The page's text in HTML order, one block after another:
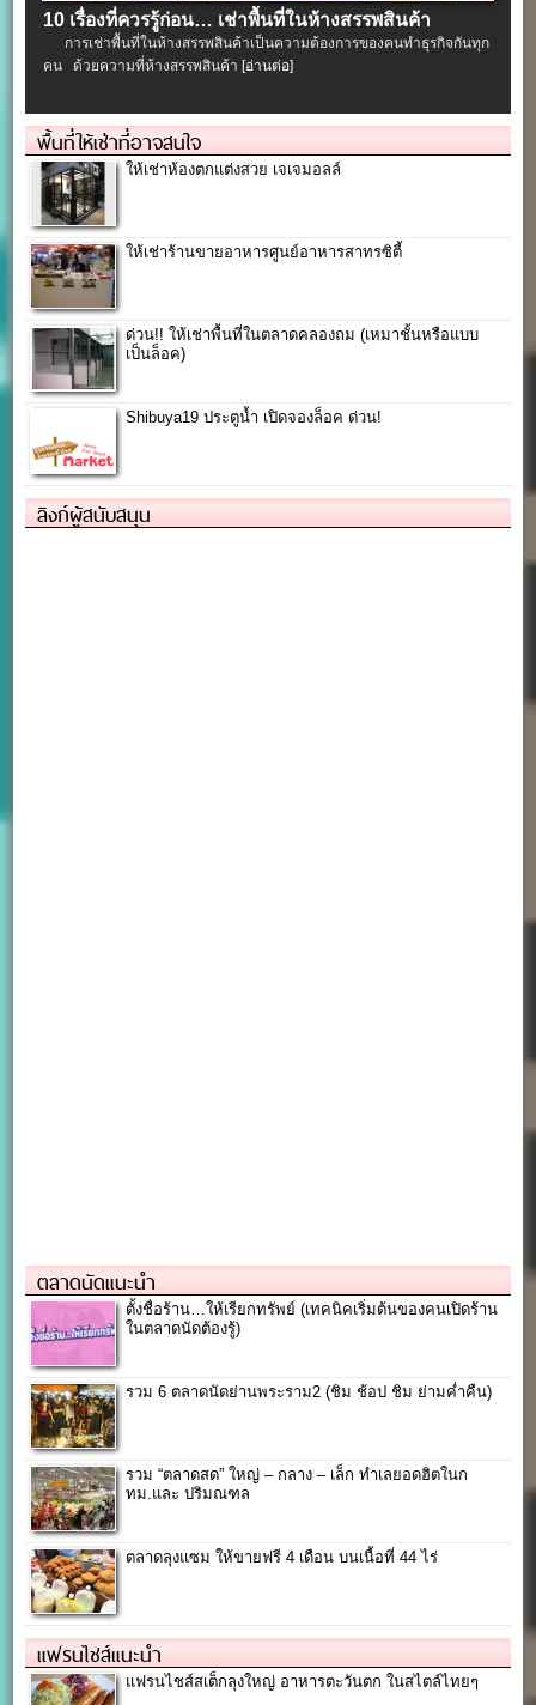
10 เรื่องที่ควรรู้ก่อน… เช่าพื้นที่ในห้างสรรพสินค้า
การเช่าพื้นที่ในห้างสรรพสินค้าเป็นความต้องการของคนทำธุรกิจกันทุก
คน ด้วยความที่ห้างสรรพสินค้า[อ่านต่อ]
พื้นที่ให้เช่าที่อาจสนใจ
ให้เช่าห้องตกแต่งสวย เจเจมอลล์
ให้เช่าร้านขายอาหารศูนย์อาหารสาทรซิตี้
ด่วน!! ให้เช่าพื้นที่ในตลาดคลองถม (เหมาชั้นหรือแบบ
เป็นล็อค)
Shibuya19 ประตูน้ำ เปิดจองล็อค ด่วน!
ลิงก์ผู้สนับสนุน
ตลาดนัดแนะนำ
ตั้งชื่อร้าน…ให้เรียกทรัพย์ (เทคนิคเริ่มต้นของคนเปิดร้าน
ในตลาดนัดต้องรู้)
รวม 6 ตลาดนัดย่านพระราม2 (ชิม ช้อป ชิม ย่ามค่ำคืน)
รวม “ตลาดสด” ใหญ่ – กลาง – เล็ก ทำเลยอดฮิตในก
ทม.และ ปริมณฑล
ตลาดลุงแซม ให้ขายฟรี 4 เดือน บนเนื้อที่ 44 ไร่
แฟรนไชส์แนะนำ
แฟรนไชส์สเต็กลุงใหญ่ อาหารตะวันตก ในสไตล์ไทยๆ